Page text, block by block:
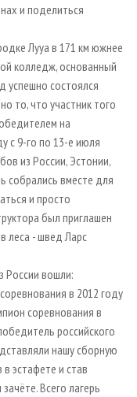
и поделиться
Лууа в 171 км южнее
колледж, основанный
успешно состоялся
то, что участник того
на
с 9-го по 13-е июля
из России, Эстонии,
собрались вместе для
и просто
был приглашен
леса - швед Ларс
России вошли:
в 2012 году
соревнования в
российского
нашу сборную
эстафете и став
Всего лагерь